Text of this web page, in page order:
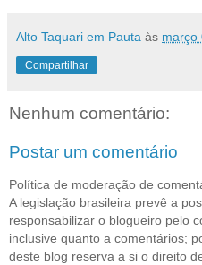
Alto Taquari em Pauta às março
Compartilhar
Nenhum comentário:
Postar um comentário
Política de moderação de
A legislação brasileira prevê a
responsabilizar o blogueiro pelo
inclusive quanto a comentários;
deste blog reserva a si o direito